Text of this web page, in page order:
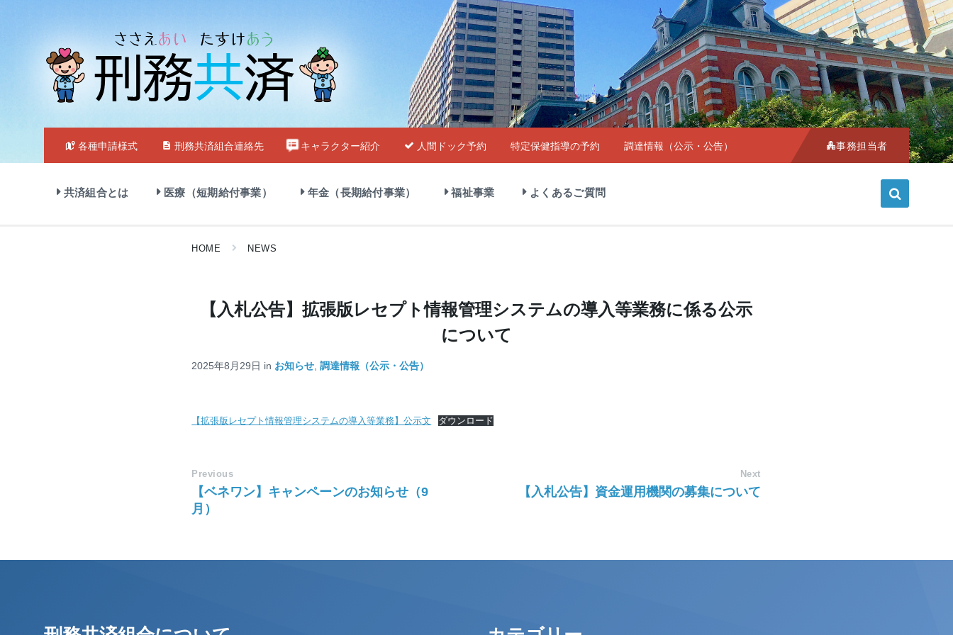
各種申請様式 刑務共済組合連絡先 キャラクター紹介 人間ドック予約 特定保健指導の予約 調達情報（公示・公告）
Choose
language:事務担当者
共済組合とは 医療（短期給付事業） 年金（長期給付事業） 福祉事業 よくあるご質問
HOME NEWS
【入札公告】拡張版レセプト情報管理システムの導入等業務に係る公示
について
2025年8月29日 in お知らせ ,調達情報（公示・公告）
【拡張版レセプト情報管理システムの導入等業務】公示文 ダウンロード
Previous
【ベネワン】キャンペーンのお知らせ（9
月）
Next
【入札公告】資金運用機関の募集について